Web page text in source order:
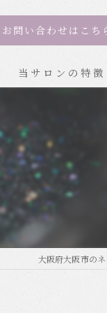
お問い合わせはこち
当サロンの特徴
持ち込み
ナチュラル
ジェル
ハンドネイル
大阪府大阪市の